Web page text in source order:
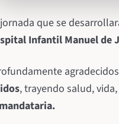
que se
Infantil Manuel de
, trayendo salud, vida,